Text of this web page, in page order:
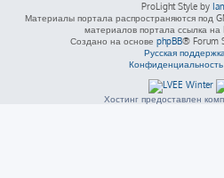
ProLight Style by
Материалы портала распространяются под
материалов портала ссылка на
Создано на основе phpBB® Forum
Русская
Конфиденциальность
Хостинг предоставлен